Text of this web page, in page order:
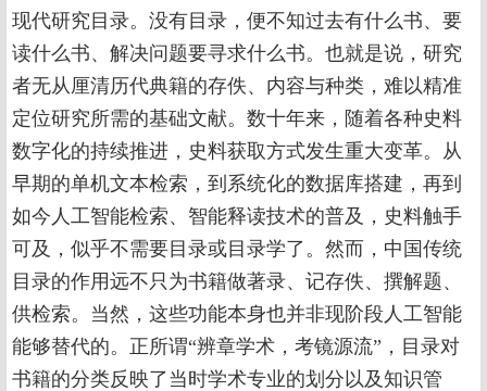
现代研究目录。没有目录，便不知过去有什么书、要
读什么书、解决问题要寻求什么书。也就是说，研究
者无从厘清历代典籍的存佚、内容与种类，难以精准
定位研究所需的基础文献。数十年来，随着各种史料
数字化的持续推进，史料获取方式发生重大变革。从
早期的单机文本检索，到系统化的数据库搭建，再到
如今人工智能检索、智能释读技术的普及，史料触手
可及，似乎不需要目录或目录学了。然而，中国传统
目录的作用远不只为书籍做著录、记存佚、撰解题、
供检索。当然，这些功能本身也并非现阶段人工智能
能够替代的。正所谓“辨章学术，考镜源流”，目录对
书籍的分类反映了当时学术专业的划分以及知识管